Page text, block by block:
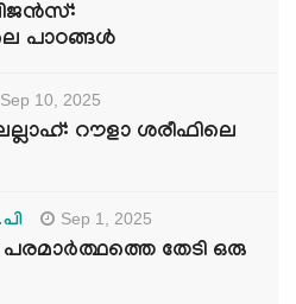
പാഠങ്ങൾ
Sep 10, 2025
റൗളാ ശരീഫിലെ
Sep 1, 2025
പരമാർത്ഥത്തെ തേടി ഒരു